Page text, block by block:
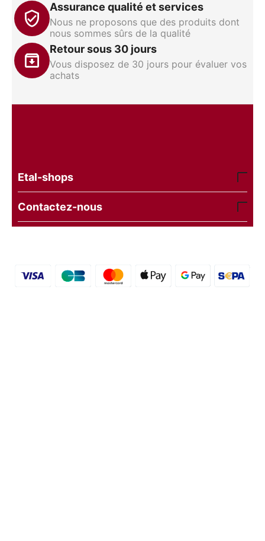
Assurance qualité et services
Nous ne proposons que des produits dont
nous sommes sûrs de la qualité
Retour sous 30 jours
Vous disposez de 30 jours pour évaluer vos
achats
Etal-shops
Contactez-nous